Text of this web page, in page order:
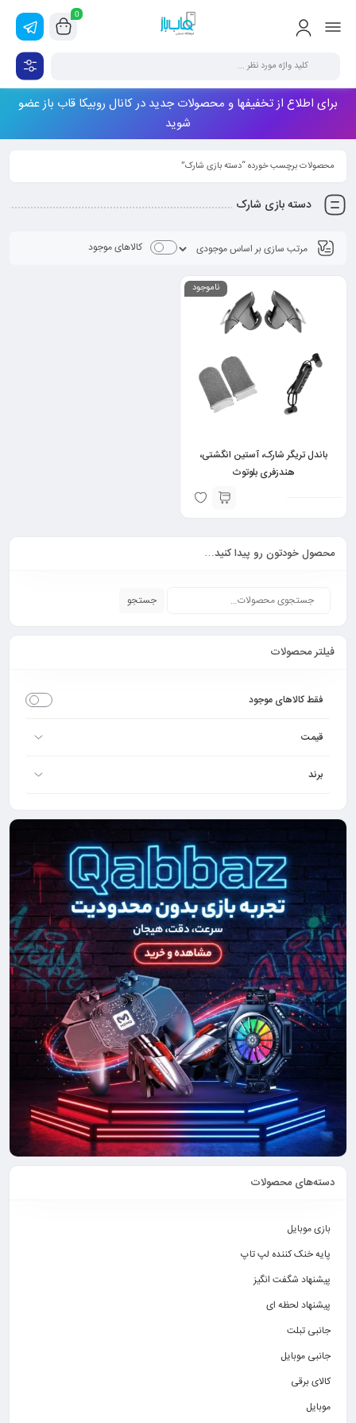
0
برای اطلاع از تخفیفها و محصولات جدید در کانال روبیکا قاب باز عضو
شوید
محصولات برچسب خورده “دسته بازی شارک”
دسته بازی شارک
کالاهای موجود
ناموجود
باندل تریگر شارک، آستین انگشتی،
هندزفری بلوتوث
محصول خودتون رو پیدا کنید…
جستجو
فیلتر محصولات
فقط کالاهای موجود
قیمت
برند
دسته‌های محصولات
بازی موبایل
پایه خنک کننده لپ تاپ
پیشنهاد شگفت انگیز
پیشنهاد لحظه ای
جانبی تبلت
جانبی موبایل
کالای برقی
موبایل